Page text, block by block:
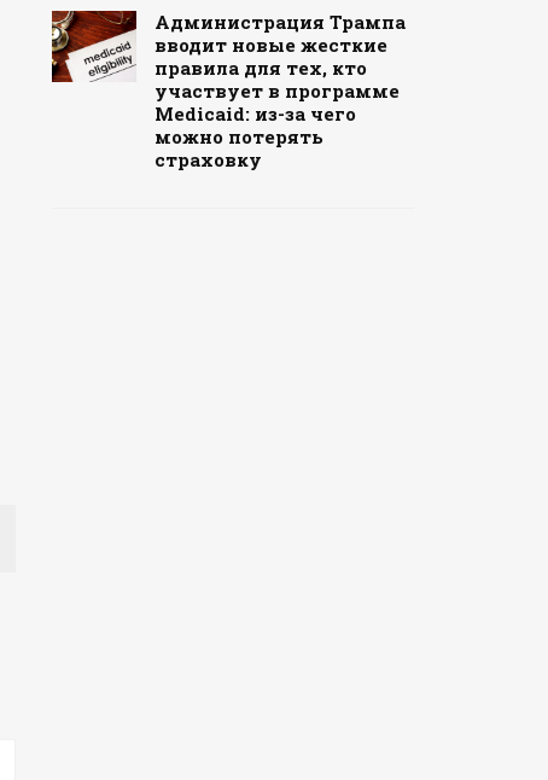
Администрация Трампа
вводит новые жесткие
правила для тех, кто
участвует в программе
Medicaid: из-за чего
можно потерять
страховку